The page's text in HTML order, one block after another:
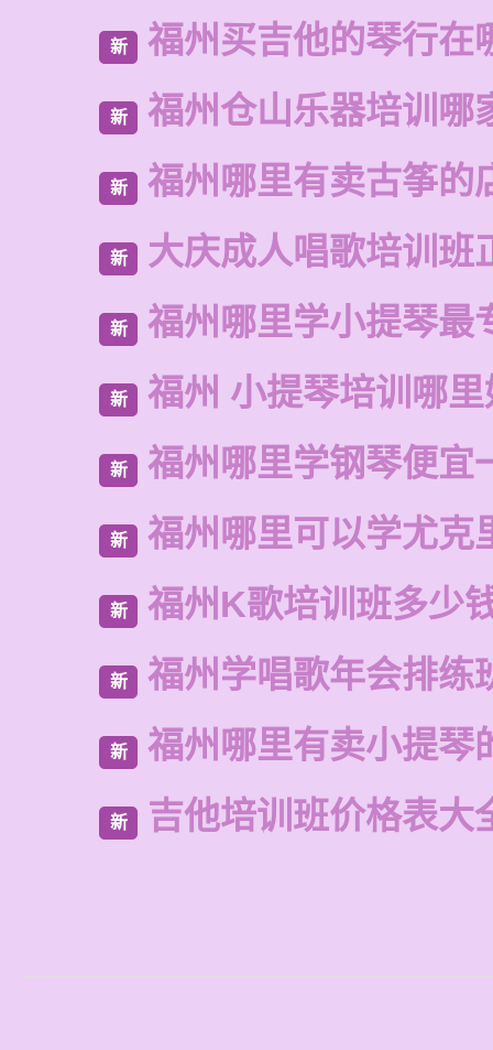
新 福州买吉他的琴行在
新 福州仓山乐器培训哪
新 福州哪里有卖古筝的
新 大庆成人唱歌培训班
新 福州哪里学小提琴最
新 福州 小提琴培训哪里
新 福州哪里学钢琴便宜
新 福州哪里可以学尤克
新 福州K歌培训班多少
新 福州学唱歌年会排练
新 福州哪里有卖小提琴
新 吉他培训班价格表大